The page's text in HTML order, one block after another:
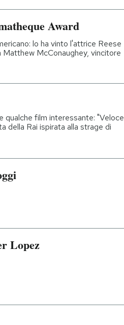
Award
lo ha vinto l'attrice Reese
McConaughey, vincitore
qualche film interessante: "Veloce
della Rai ispirata alla strage di
Lopez